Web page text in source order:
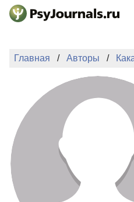
Перейти к основному
ПОДАТЬ
БАЗА
Регистрация
Главная Авторы